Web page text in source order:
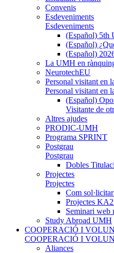
Convenis
Esdeveniments
Esdeveniments
(Español) 5th
(Español)
(Español)
La UMH en
NeurotechEU
Personal visitant en
Personal visitant en
(Español)
Visitante de
Altres ajudes
PRODIC-UMH
Programa SPRINT
Postgrau
Postgrau
Dobles
Projectes
Projectes
Com
Projectes
Seminari web
Study Abroad UMH
COOPERACIÓ I
COOPERACIÓ I
Aliances